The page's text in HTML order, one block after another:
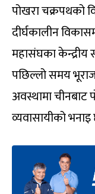
पोखरा चक्रपथको
दीर्घकालीन
महासंघका केन्द्रीय
पछिल्लो समय
अवस्थामा
व्यवासायीको भनाइ